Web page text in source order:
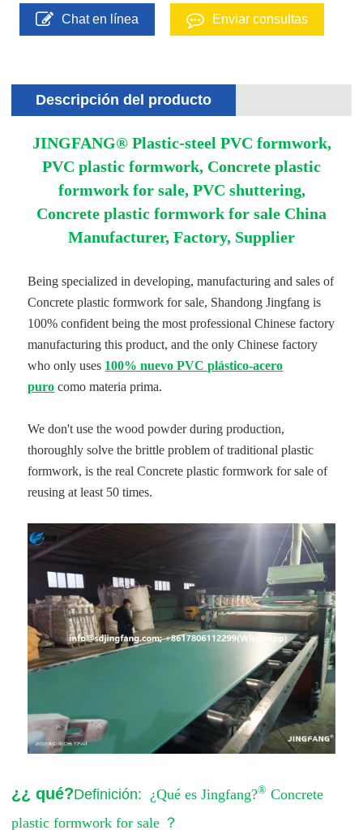
Chat en línea Enviar consultas
Descripción del producto
JINGFANG® Plastic-steel PVC formwork,
PVC plastic formwork, Concrete plastic
formwork for sale, PVC shuttering,
Concrete plastic formwork for sale China
Manufacturer, Factory, Supplier
Being specialized in developing, manufacturing and sales of
Concrete plastic formwork for sale, Shandong Jingfang is
100% confident being the most professional Chinese factory
manufacturing this product, and the only Chinese factory
who only uses 100% nuevo PVC plástico-acero
puro como materia prima.
We don't use the wood powder during production,
thoroughly solve the brittle problem of traditional plastic
formwork, is the real Concrete plastic formwork for sale of
reusing at least 50 times.
¿¿ qué?Definición: ¿Qué es Jingfang?® Concrete
plastic formwork for sale ？